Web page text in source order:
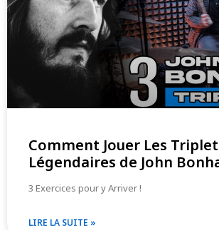
Comment Jouer Les
Légendaires de John
3 Exercices pour y Arriver !
LIRE LA SUITE »